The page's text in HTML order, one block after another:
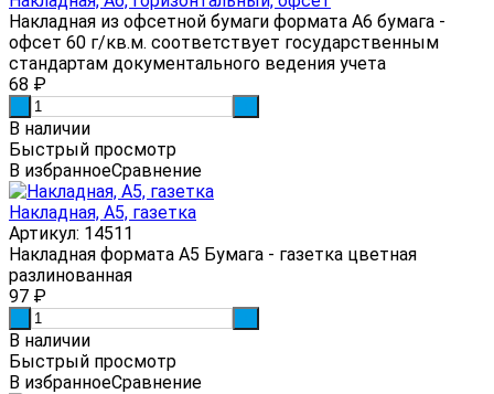
Накладная из офсетной бумаги формата А6 бумага -
офсет 60 г/кв.м. соответствует государственным
стандартам документального ведения учета
68 ₽
В наличии
Быстрый просмотр
В избранноеСравнение
Накладная, А5, газетка
Артикул: 14511
Накладная формата А5 Бумага - газетка цветная
разлинованная
97 ₽
В наличии
Быстрый просмотр
В избранноеСравнение